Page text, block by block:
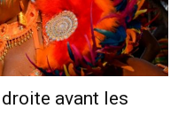
avant les